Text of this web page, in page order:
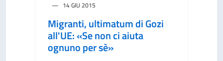
14 GIU 2015
Migranti, ultimatum di Gozi
all'UE: «Se non ci aiuta
ognuno per sè»